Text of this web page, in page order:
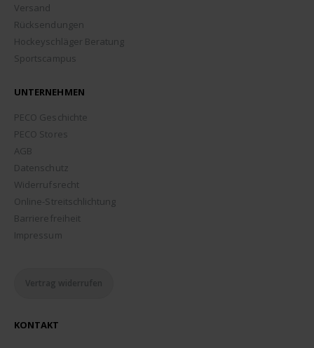
Versand
Rücksendungen
Hockeyschläger Beratung
Sportscampus
UNTERNEHMEN
PECO Geschichte
PECO Stores
AGB
Datenschutz
Widerrufsrecht
Online-Streitschlichtung
Barrierefreiheit
Impressum
Vertrag widerrufen
KONTAKT